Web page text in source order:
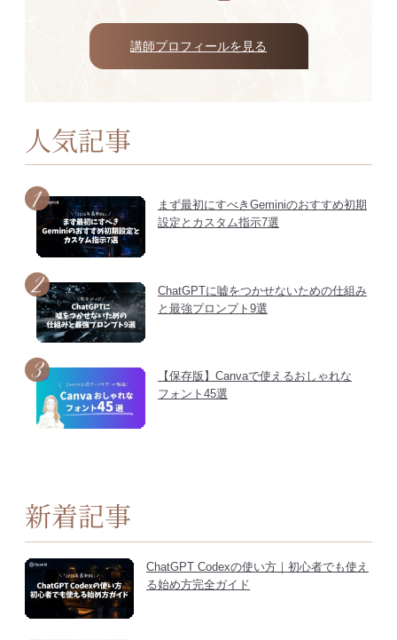
講師プロフィールを見る
人気記事
まず最初にすべきGeminiのおすすめ初期
設定とカスタム指示7選
ChatGPTに嘘をつかせないための仕組み
と最強プロンプト9選
【保存版】Canvaで使えるおしゃれな
フォント45選
新着記事
ChatGPT Codexの使い方｜初心者でも使え
る始め方完全ガイド